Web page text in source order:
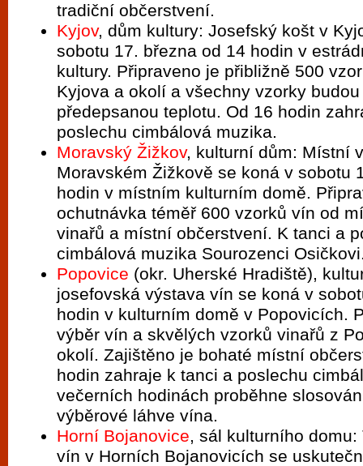
tradiční občerstvení.
Kyjov, dům kultury: Josefský košt v
sobotu 17. března od 14 hodin v
kultury. Připraveno je přibližně 500
Kyjova a okolí a všechny vzorky
předepsanou teplotu. Od 16 hodin
poslechu cimbálová muzika.
Moravský Žižkov, kulturní dům: Místní
Moravském Žižkově se koná v sobotu
hodin v místním kulturním domě.
ochutnávka téměř 600 vzorků vín od
vinařů a místní občerstvení. K tanci a
cimbálová muzika Sourozenci
Popovice (okr. Uherské Hradiště),
josefovská výstava vín se koná v
hodin v kulturním domě v Popovicích.
výběr vín a skvělých vzorků vinařů z
okolí. Zajištěno je bohaté místní
hodin zahraje k tanci a poslechu
večerních hodinách proběhne
výběrové láhve vína.
Horní Bojanovice, sál kulturního
vín v Horních Bojanovicích se